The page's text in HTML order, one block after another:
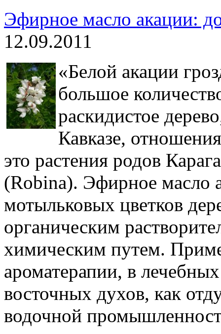
Эфирное масло акации:
12.09.2011
«Белой акации
большое
раскидистое
Кавказе,
это растения родов
(Robina). Эфирное масло
мотыльковых цветков
органическим
химическим путем.
ароматерапии, в
восточных духов, как
водочной